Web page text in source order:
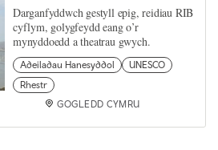
Darganfyddwch gestyll epig, reidiau RIB
cyflym, golygfeydd eang o’r
mynyddoedd a theatrau gwych.
Adeiladau Hanesyddol
UNESCO
Rhestr
GOGLEDD CYMRU